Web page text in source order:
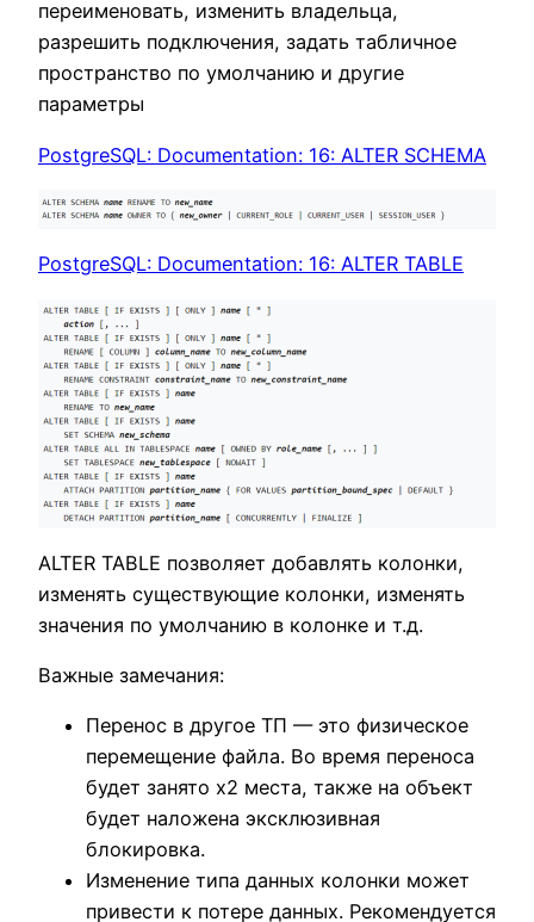
переименовать, изменить владельца,
разрешить подключения, задать табличное
пространство по умолчанию и другие
параметры
PostgreSQL: Documentation: 16: ALTER SCHEMA
PostgreSQL: Documentation: 16: ALTER TABLE
ALTER TABLE позволяет добавлять колонки,
изменять существующие колонки, изменять
значения по умолчанию в колонке и т.д.
Важные замечания:
Перенос в другое ТП — это физическое
перемещение файла. Во время переноса
будет занято х2 места, также на объект
будет наложена эксклюзивная
блокировка.
Изменение типа данных колонки может
привести к потере данных. Рекомендуется